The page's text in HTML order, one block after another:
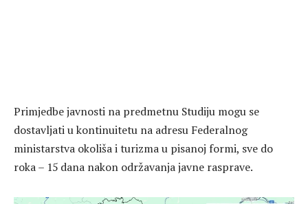
Primjedbe javnosti na predmetnu Studiju mogu se
dostavljati u kontinuitetu na adresu Federalnog
ministarstva okoliša i turizma u pisanoj formi, sve do
roka – 15 dana nakon održavanja javne rasprave.